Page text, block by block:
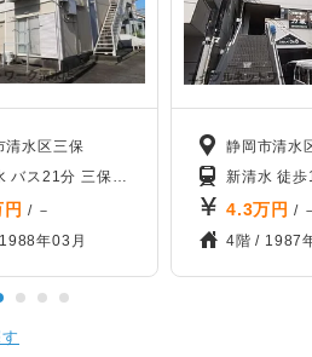
清水 バス31分 三保松原入口バス停か
清水区三保
新清水 バス21分 三保松原入口バス停から徒歩9分
円 / －
1988年03月
静岡市清水
新清水 徒歩
4.3万円 / －
4階 / 1987